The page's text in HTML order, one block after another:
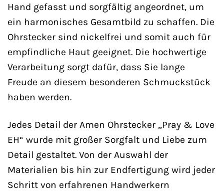
Hand gefasst und sorgfältig angeordnet, um
ein harmonisches Gesamtbild zu schaffen. Die
Ohrstecker sind nickelfrei und somit auch für
empfindliche Haut geeignet. Die hochwertige
Verarbeitung sorgt dafür, dass Sie lange
Freude an diesem besonderen Schmuckstück
haben werden.
Jedes Detail der Amen Ohrstecker „Pray & Love
EH“ wurde mit großer Sorgfalt und Liebe zum
Detail gestaltet. Von der Auswahl der
Materialien bis hin zur Endfertigung wird jeder
Schritt von erfahrenen Handwerkern